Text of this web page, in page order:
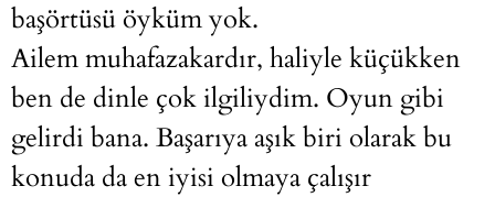
başörtüsü öyküm yok.
Ailem muhafazakardır, haliyle küçükken
ben de dinle çok ilgiliydim. Oyun gibi
gelirdi bana. Başarıya aşık biri olarak bu
konuda da en iyisi olmaya çalışır